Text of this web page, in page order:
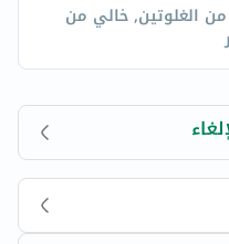
الغلوتين, خالي من